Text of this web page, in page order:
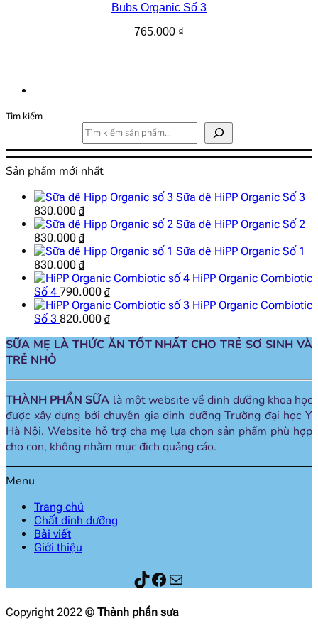
Bubs Organic Số 3
765.000 ₫
Tìm kiếm
Sản phẩm mới nhất
Sữa dê HiPP Organic Số 3
830.000 ₫
Sữa dê HiPP Organic Số 2
830.000 ₫
Sữa dê HiPP Organic Số 1
830.000 ₫
HiPP Organic Combiotic
Số 4 790.000 ₫
HiPP Organic Combiotic
Số 3 820.000 ₫
SỮA MẸ LÀ THỨC ĂN TỐT NHẤT CHO TRẺ SƠ SINH VÀ
TRẺ NHỎ
THÀNH PHẦN SỮA là một website về dinh dưỡng khoa học
được xây dựng bởi chuyên gia dinh dưỡng Trường đại học Y
Hà Nội. Website hỗ trợ cha mẹ lựa chọn sản phẩm phù hợp
cho con, không nhằm mục đich quảng cáo.
Menu
Trang chủ
Chất dinh dưỡng
Bài viết
Giới thiệu
Thành phần sữaFacebook
Mail
Copyright 2022 © Thành phần sưa